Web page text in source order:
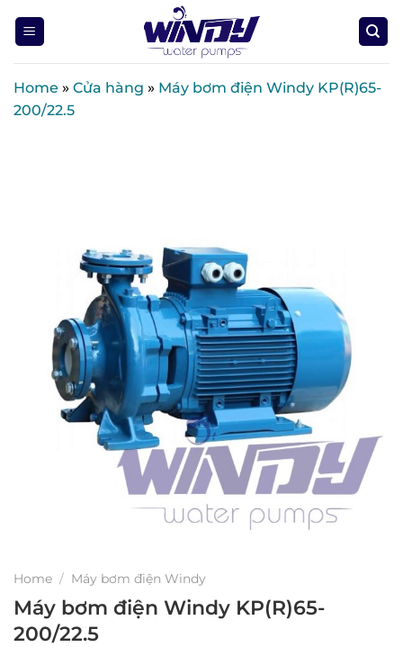
Home » Cửa hàng » Máy bơm điện Windy KP(R)65-
200/22.5
Home / Máy bơm điện Windy
Máy bơm điện Windy KP(R)65-
200/22.5